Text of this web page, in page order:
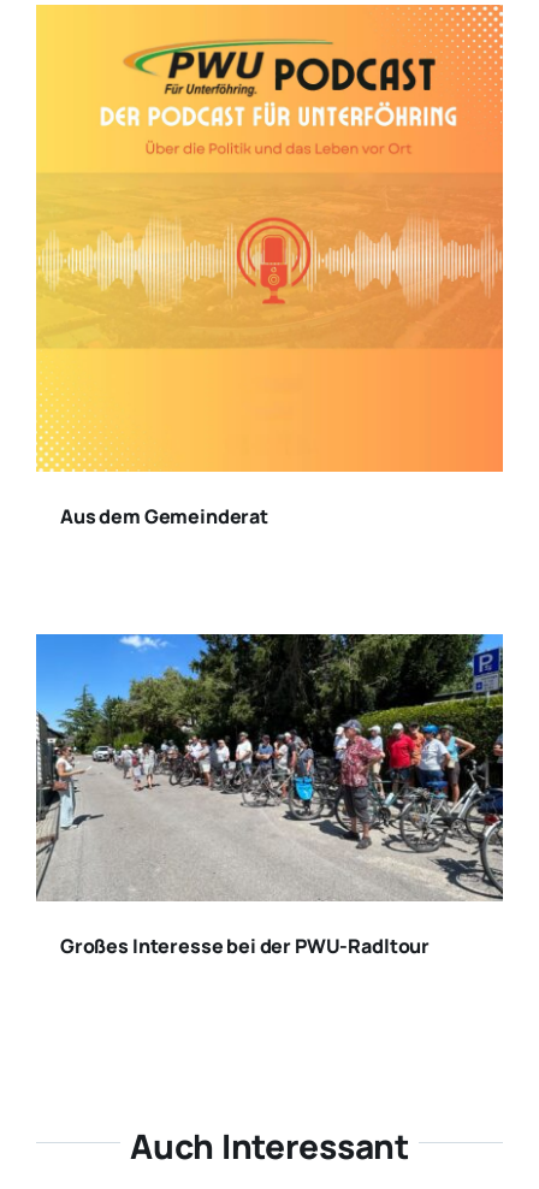
Aus dem Gemeinderat
Großes Interesse bei der PWU-Radltour
Auch Interessant